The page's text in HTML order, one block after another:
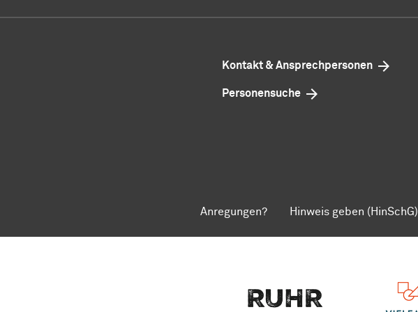
Kontakt & Ansprechpersonen
Personensuche
Anregungen? Hinweis geben (HinSchG)